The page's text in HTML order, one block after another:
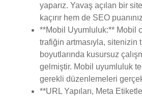
yaparız. Yavaş açılan bir
kaçırır hem de SEO
**Mobil Uyumluluk:** Mobil
trafiğin artmasıyla, sitenizin
boyutlarında kusursuz
gelmiştir. Mobil uyumluluk
gerekli düzenlemeleri
**URL Yapıları, Meta